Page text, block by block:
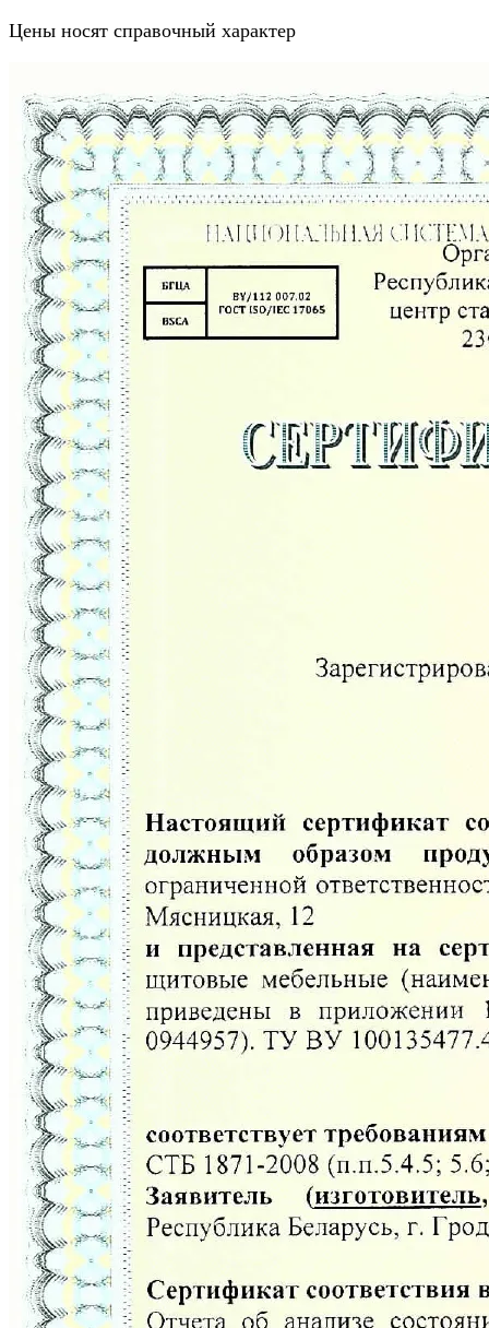
Цены носят справочный характер